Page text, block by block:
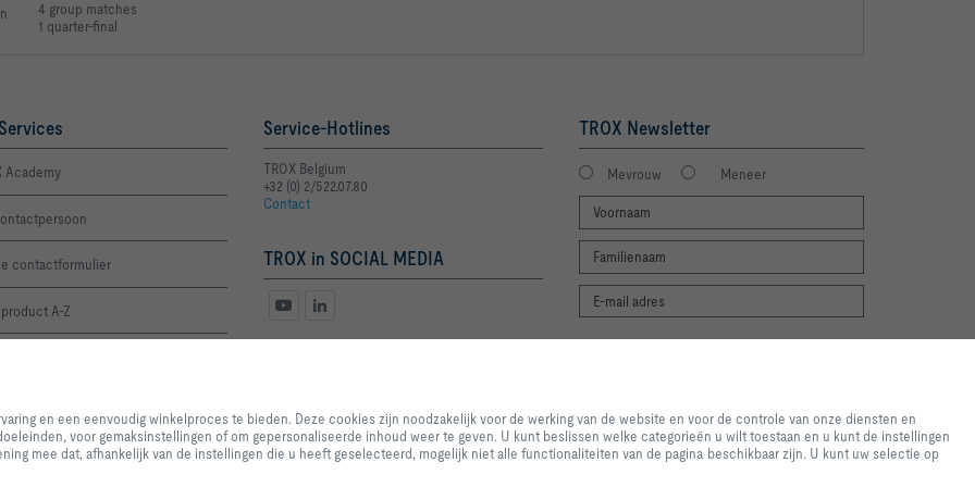
4 group matches
1 quarter-final
Academy
contactformulier
A-Z
Service-Hotlines
TROX Belgium
+32 (0) 2/522.07.80
Contact
TROX in SOCIAL MEDIA
TROX Newsletter
Mevrouw Meneer
aanmelden
van onze diensten en applicaties, evenals degenen die uitsluitend worden gebruikt voor statistische
doeleinden, voor gemaksinstellingen of om gepersonaliseerde inhoud weer te geven. U kunt beslissen welke
categorieën u wilt toestaan en u kunt de instellingen voor datagebruik aanpassen op basis van uw individuele
en een eenvoudig winkelproces te bieden. Deze cookies zijn noodzakelijk voor de werking van de website en voor de controle van onze diensten en
voor gemaksinstellingen of om gepersonaliseerde inhoud weer te geven. U kunt beslissen welke categorieën u wilt toestaan en u kunt de instellingen
mee dat, afhankelijk van de instellingen die u heeft geselecteerd, mogelijk niet alle functionaliteiten van de pagina beschikbaar zijn. U kunt uw selectie op